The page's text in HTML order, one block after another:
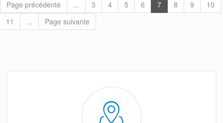
Page précédente ... 3 4 5 6 7 8 9
10
11
... Page suivante